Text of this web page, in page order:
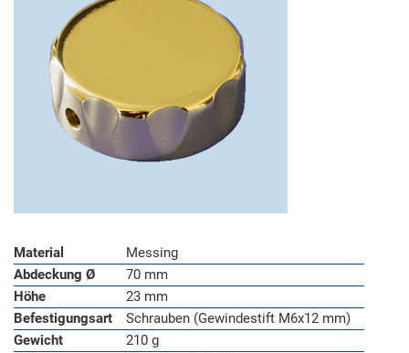
Material
Messing
Abdeckung Ø
70 mm
Höhe
23 mm
Befestigungsart
Schrauben (Gewindestift M6x12 mm)
Gewicht
210 g